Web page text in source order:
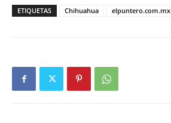
ETIQUETAS Chihuahua elpuntero.com.mx